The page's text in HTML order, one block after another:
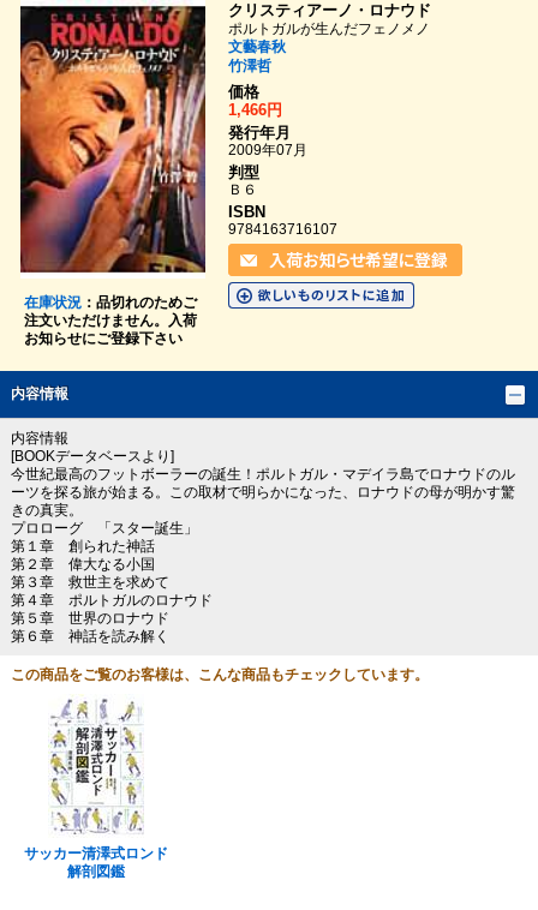
在庫状況：品切れのためご
注文いただけません。入荷
お知らせにご登録下さい
クリスティアーノ・ロナウド
ポルトガルが生んだフェノメノ
文藝春秋
竹澤哲
価格
1,466円
発行年月
2009年07月
判型
Ｂ６
ISBN
9784163716107
内容情報
内容情報
[BOOKデータベースより]
今世紀最高のフットボーラーの誕生！ポルトガル・マデイラ島でロナウドのル
ーツを探る旅が始まる。この取材で明らかになった、ロナウドの母が明かす驚
きの真実。
プロローグ 「スター誕生」
第１章 創られた神話
第２章 偉大なる小国
第３章 救世主を求めて
第４章 ポルトガルのロナウド
第５章 世界のロナウド
第６章 神話を読み解く
この商品をご覧のお客様は、こんな商品もチェックしています。
サッカー清澤式ロンド
解剖図鑑